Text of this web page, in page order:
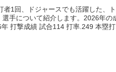
者1回、ドジャースでも活躍した、
手について紹介します。2026年の
打撃成績 試合114 打率.249 本塁打